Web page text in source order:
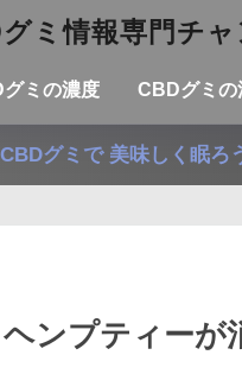
グミ情報専門チ
ミの濃度 CBDグミの
CBDグミで 美味しく眠ろ
ンプティーが